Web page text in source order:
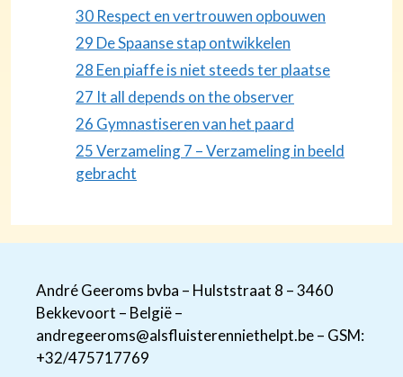
30 Respect en vertrouwen opbouwen
29 De Spaanse stap ontwikkelen
28 Een piaffe is niet steeds ter plaatse
27 It all depends on the observer
26 Gymnastiseren van het paard
25 Verzameling 7 – Verzameling in beeld
gebracht
André Geeroms bvba – Hulststraat 8 – 3460
Bekkevoort – België –
andregeeroms@alsfluisterenniethelpt.be – GSM:
+32/475717769